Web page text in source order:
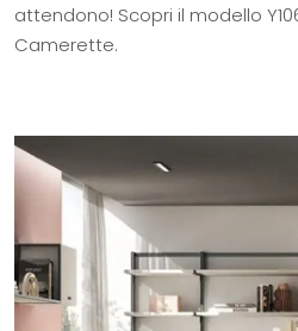
attendono! Scopri il modello
Camerette.